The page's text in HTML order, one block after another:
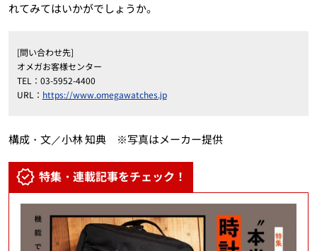
れてみてはいかがでしょうか。
[問い合わせ先]
オメガお客様センター
TEL：03-5952-4400
URL： https://www.omegawatches.jp
構成・文／小林 知典 ※写真はメーカー提供
特集・連載記事をチェック！